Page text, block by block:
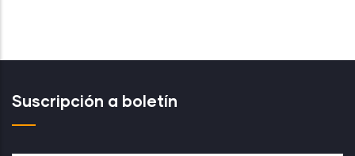
Suscripción a boletín